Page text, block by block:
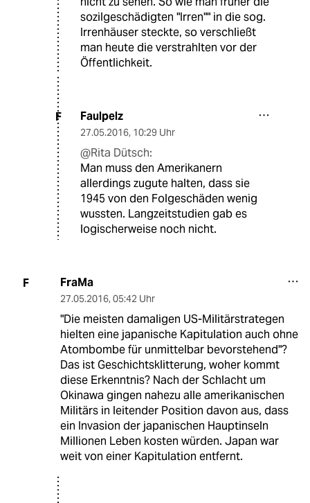
sozilgeschädigten "Irren"" in die sog.
Irrenhäuser steckte, so verschließt
man heute die verstrahlten vor der
Öffentlichkeit.
F Faulpelz
27.05.2016, 10:29 Uhr
@Rita Dütsch:
Man muss den Amerikanern
allerdings zugute halten, dass sie
1945 von den Folgeschäden wenig
wussten. Langzeitstudien gab es
logischerweise noch nicht.
F FraMa
27.05.2016, 05:42 Uhr
"Die meisten damaligen US-Militärstrategen
hielten eine japanische Kapitulation auch ohne
Atombombe für unmittelbar bevorstehend"?
Das ist Geschichtsklitterung, woher kommt
diese Erkenntnis? Nach der Schlacht um
Okinawa gingen nahezu alle amerikanischen
Militärs in leitender Position davon aus, dass
ein Invasion der japanischen Hauptinseln
Millionen Leben kosten würden. Japan war
weit von einer Kapitulation entfernt.